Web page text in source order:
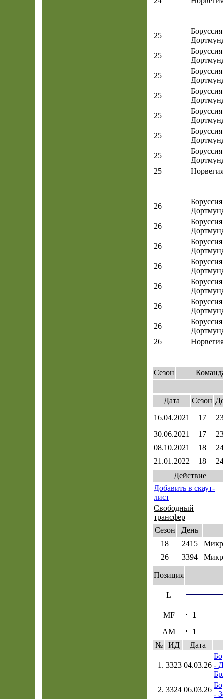
25
Боруссия
25
Боруссия
25
Боруссия
25
Боруссия
25
Боруссия
25
Боруссия
25
Боруссия
25
Норвегия
26
Боруссия
26
Боруссия
26
Боруссия
26
Боруссия
26
Боруссия
26
Боруссия
26
Боруссия
26
Норвегия
Сезон
Дата Сезон
16.04.2021
17
30.06.2021
17
08.10.2021
18
21.01.2022
18
Действие
Добавить в скаут-
лист
Свободный
трансфер
Сезон
День
18
2415
26
3394
Позиция
L
MF
1
AM
1
№
ИД Дата
1. 3323 04.03.26 -
2. 3324 06.03.26
-